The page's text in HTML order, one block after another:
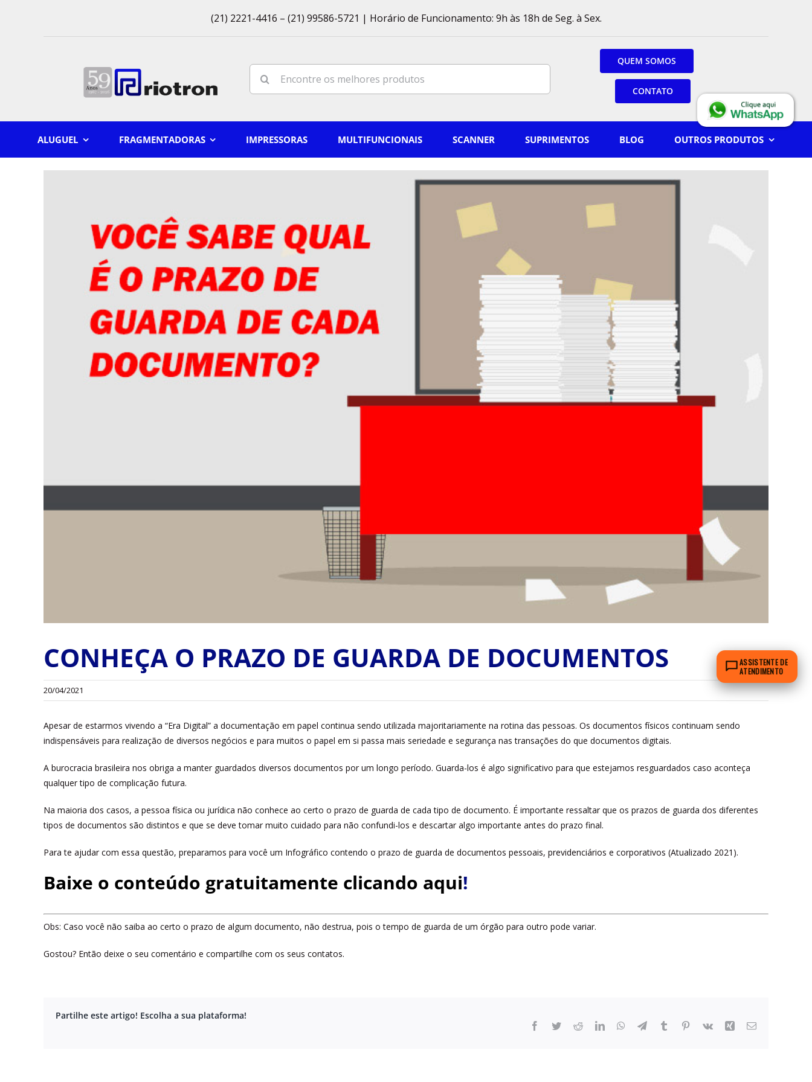
(21) 2221-4416 – (21) 99586-5721 | Horário de Funcionamento: 9h às 18h de Seg. à Sex.
for:
QUEM SOMOS
CONTATO
ALUGUEL FRAGMENTADORAS IMPRESSORAS MULTIFUNCIONAIS SCANNER SUPRIMENTOS BLOG OUTROS PRODUTOS
CONHEÇA O PRAZO DE GUARDA DE DOCUMENTOS
20/04/2021
Apesar de estarmos vivendo a “Era Digital” a documentação em papel continua sendo utilizada majoritariamente na rotina das pessoas. Os documentos físicos continuam sendo
indispensáveis para realização de diversos negócios e para muitos o papel em si passa mais seriedade e segurança nas transações do que documentos digitais.
A burocracia brasileira nos obriga a manter guardados diversos documentos por um longo período. Guarda-los é algo significativo para que estejamos resguardados caso aconteça
qualquer tipo de complicação futura.
Na maioria dos casos, a pessoa física ou jurídica não conhece ao certo o prazo de guarda de cada tipo de documento. É importante ressaltar que os prazos de guarda dos diferentes
tipos de documentos são distintos e que se deve tomar muito cuidado para não confundi-los e descartar algo importante antes do prazo final.
Para te ajudar com essa questão, preparamos para você um Infográfico contendo o prazo de guarda de documentos pessoais, previdenciários e corporativos (Atualizado 2021).
Baixe o conteúdo gratuitamente clicando aqui!
Obs: Caso você não saiba ao certo o prazo de algum documento, não destrua, pois o tempo de guarda de um órgão para outro pode variar.
Gostou? Então deixe o seu comentário e compartilhe com os seus contatos.
Partilhe este artigo! Escolha a sua plataforma!
Facebook
TwitterRedditLinkedInWhatsApp
TelegramTumblr Pinterest
Vk Xing Email
ASSISTENTE DE
ATENDIMENTO